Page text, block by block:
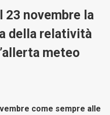
23 novembre la
della relatività
meteo
come sempre alle